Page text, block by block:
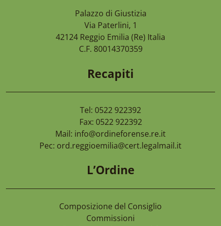
7 Agosto 2026
Camera Di Commercio Emilia –
Di Imprese Non Più Operative
Palazzo di Giustizia
Via Paterlini, 1
42124 Reggio Emilia (Re) Italia
C.F. 80014370359
Recapiti
Tel: 0522 922392
Fax: 0522 922392
Mail: info@ordineforense.re.it
Pec: ord.reggioemilia@cert.legalmail.it
L’Ordine
Composizione del Consiglio
Commissioni